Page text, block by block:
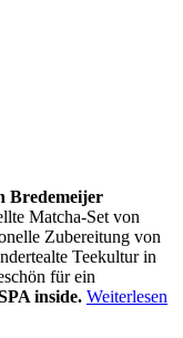
Bredemeijer
Matcha-Set von
Zubereitung von
Teekultur in
für ein
inside. Weiterlesen